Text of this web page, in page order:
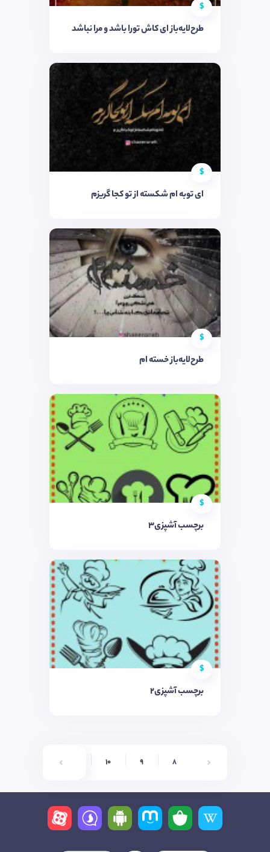
$
طرح‌لایه‌باز ای کاش تورا باشد و مرا نباشد
$
ای توبه ام شکسته از تو کجا گریزم
$
طرح‌لایه‌باز خسته ام
$
برچسب آشپزی3
$
برچسب آشپزی2
8
9
10